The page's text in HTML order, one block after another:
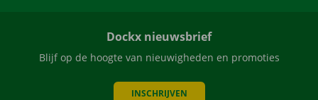
Dockx nieuwsbrief
Blijf op de hoogte van nieuwigheden en promoties
INSCHRIJVEN